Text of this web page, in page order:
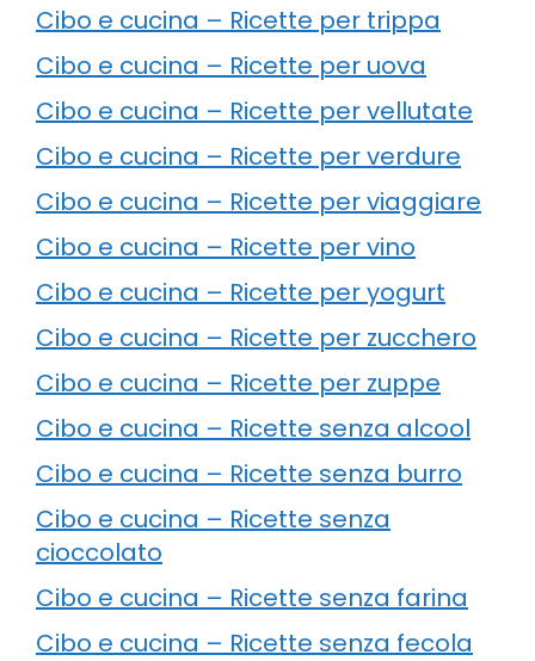
Cibo e cucina – Ricette per trippa
Cibo e cucina – Ricette per uova
Cibo e cucina – Ricette per vellutate
Cibo e cucina – Ricette per verdure
Cibo e cucina – Ricette per viaggiare
Cibo e cucina – Ricette per vino
Cibo e cucina – Ricette per yogurt
Cibo e cucina – Ricette per zucchero
Cibo e cucina – Ricette per zuppe
Cibo e cucina – Ricette senza alcool
Cibo e cucina – Ricette senza burro
Cibo e cucina – Ricette senza
cioccolato
Cibo e cucina – Ricette senza farina
Cibo e cucina – Ricette senza fecola